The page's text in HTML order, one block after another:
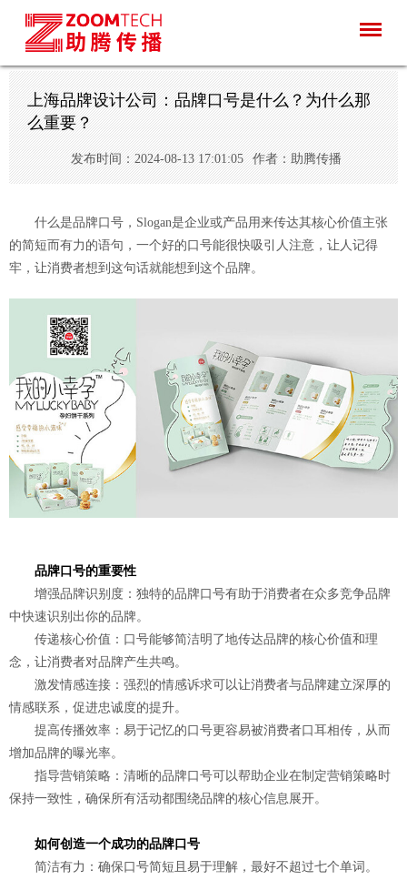
上海品牌设计公司：品牌口号是什么？为什么那
么重要？
发布时间：2024-08-13 17:01:05 作者：助腾传播
什么是品牌口号，Slogan是企业或产品用来传达其核心价值主张
的简短而有力的语句，一个好的口号能很快吸引人注意，让人记得
牢，让消费者想到这句话就能想到这个品牌。
品牌口号的重要性
增强品牌识别度：独特的品牌口号有助于消费者在众多竞争品牌
中快速识别出你的品牌。
传递核心价值：口号能够简洁明了地传达品牌的核心价值和理
念，让消费者对品牌产生共鸣。
激发情感连接：强烈的情感诉求可以让消费者与品牌建立深厚的
情感联系，促进忠诚度的提升。
提高传播效率：易于记忆的口号更容易被消费者口耳相传，从而
增加品牌的曝光率。
指导营销策略：清晰的品牌口号可以帮助企业在制定营销策略时
保持一致性，确保所有活动都围绕品牌的核心信息展开。
如何创造一个成功的品牌口号
简洁有力：确保口号简短且易于理解，最好不超过七个单词。